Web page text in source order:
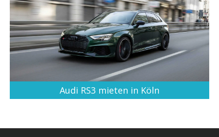
Audi RS3 mieten in Köln